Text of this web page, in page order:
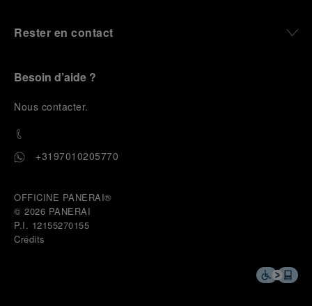
Rester en contact
Besoin d’aide ?
Nous contacter.
+3197010205770
OFFICINE PANERAI®
© 2026 PANERAI
P.I. 12155270155
Crédits